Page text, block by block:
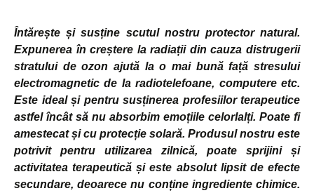
Întărește și susține scutul nostru protector natural.
Expunerea în creștere la radiații din cauza distrugerii
stratului de ozon ajută la o mai bună față stresului
electromagnetic de la radiotelefoane, computere etc.
Este ideal și pentru susținerea profesiilor terapeutice
astfel încât să nu absorbim emoțiile celorlalți. Poate fi
amestecat și cu protecție solară. Produsul nostru este
potrivit pentru utilizarea zilnică, poate sprijini și
activitatea terapeutică și este absolut lipsit de efecte
secundare, deoarece nu conține ingrediente chimice.